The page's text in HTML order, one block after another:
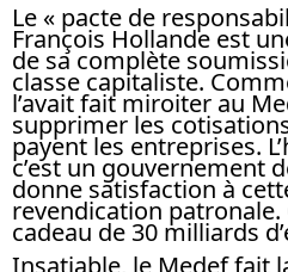
Le « pacte de
François Hollande est
de sa complète
classe capitaliste.
l’avait fait miroiter au
supprimer les
payent les entreprises.
c’est un gouvernement
donne satisfaction à
revendication
cadeau de 30 milliards
Insatiable, le Medef fait